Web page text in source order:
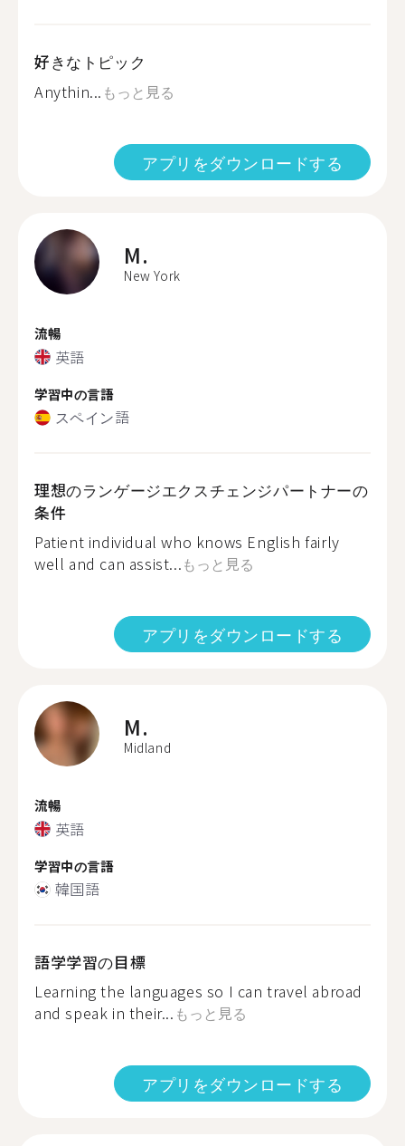
好きなトピック
Anythin... もっと見る
アプリをダウンロードする
M.
New York
流暢
英語
学習中の言語
スペイン語
理想のランゲージエクスチェンジパートナーの
条件
Patient individual who knows English fairly
well and can assist...もっと見る
アプリをダウンロードする
M.
Midland
流暢
英語
学習中の言語
韓国語
語学学習の目標
Learning the languages so I can travel abroad
and speak in their... もっと見る
アプリをダウンロードする